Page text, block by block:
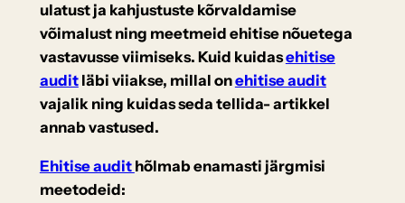
ulatust ja kahjustuste kõrvaldamise
võimalust ning meetmeid ehitise nõuetega
vastavusse viimiseks. Kuid kuidasehitise
auditläbi viiakse, millal onehitise audit
vajalik ning kuidas seda tellida- artikkel
annab vastused.
Ehitise audit hõlmab enamasti järgmisi
meetodeid: